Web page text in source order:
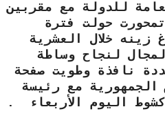
للدولة مع مقربين
حولت فترة
زينه خلال العشرية
لنجاح وساطة
نافذة وطويت صفحة
الجمهورية مع رئيسة
اليوم الأربعاء .